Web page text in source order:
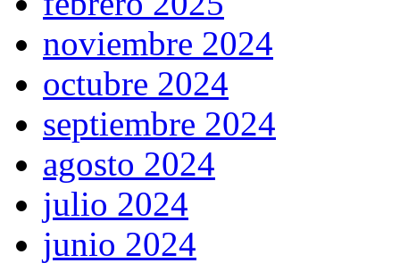
noviembre 2024
octubre 2024
septiembre 2024
agosto 2024
julio 2024
junio 2024